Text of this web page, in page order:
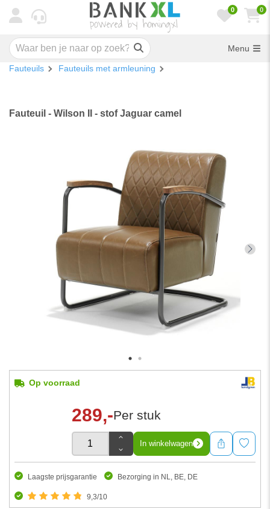
0 0
Menu
Fauteuils Fauteuils met armleuning
Fauteuil - Wilson II - stof Jaguar camel
Op voorraad
289,-Per stuk
In winkelwagen
Laagste prijsgarantie Bezorging in NL, BE, DE
9,3/10